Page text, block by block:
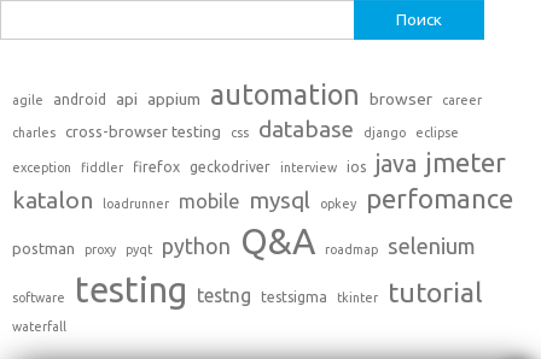
agile android api appium automation browser career
charles cross-browser testing css database django eclipse
exception fiddler firefox geckodriver interview ios java jmeter
katalon loadrunner mobile mysql opkey perfomance
postman proxy pyqt python Q&A roadmap selenium
software testing testng testsigma tkinter tutorial
waterfall